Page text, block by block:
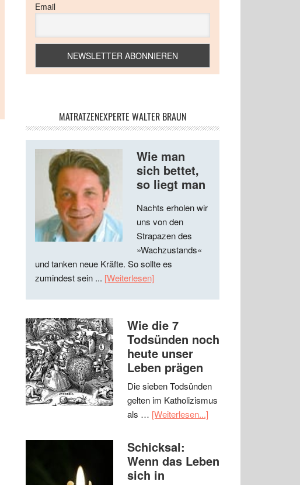
Email
MATRATZENEXPERTE WALTER BRAUN
Wie man
sich bettet,
so liegt man
Nachts erholen wir
uns von den
Strapazen des
»Wachzustands«
und tanken neue Kräfte. So sollte es
zumindest sein ... [Weiterlesen]
Wie die 7
Todsünden noch
heute unser
Leben prägen
Die sieben Todsünden
gelten im Katholizismus
als … [Weiterlesen...]
Schicksal:
Wenn das Leben
sich in